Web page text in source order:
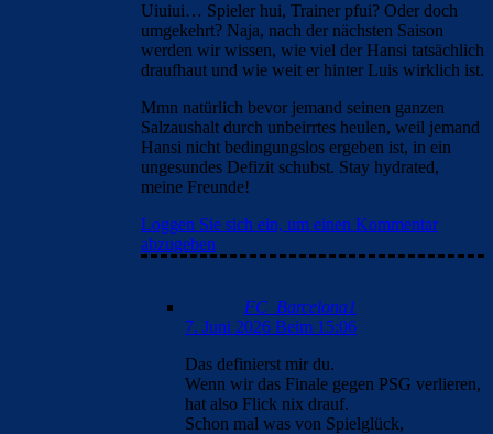
Uiuiui… Spieler hui, Trainer pfui? Oder doch
umgekehrt? Naja, nach der nächsten Saison
werden wir wissen, wie viel der Hansi tatsächlich
draufhaut und wie weit er hinter Luis wirklich ist.
Mmn natürlich bevor jemand seinen ganzen
Salzaushalt durch unbeirrtes heulen, weil jemand
Hansi nicht bedingungslos ergeben ist, in ein
ungesundes Defizit schubst. Stay hydrated,
meine Freunde!
Loggen Sie sich ein, um einen Kommentar
abzugeben
FC_Barcelona1
7. Juni 2026 Beim 15:06
Das definierst mir du.
Wenn wir das Finale gegen PSG verlieren,
hat also Flick nix drauf.
Schon mal was von Spielglück,